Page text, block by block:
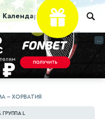
Календарь Таблица
Фрибет
...
...
— ХОРВАТИЯ
ГРУППА L